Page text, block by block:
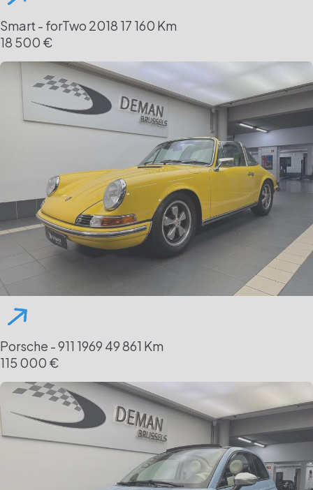
Smart - forTwo 2018 17 160 Km
18 500 €
Porsche - 911 1969 49 861 Km
115 000 €